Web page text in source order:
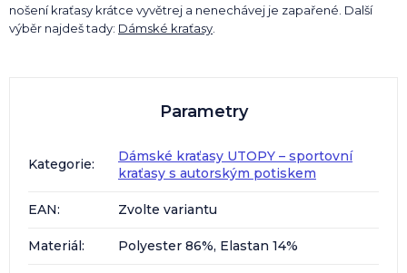
nošení kraťasy krátce vyvětrej a nenechávej je zapařené. Další
výběr najdeš tady: Dámské kraťasy
Parametry
Kategorie:
Dámské kraťasy UTOPY – sportovní
kraťasy s autorským potiskem
EAN: Zvolte variantu
Materiál: Polyester 86%, Elastan 14%